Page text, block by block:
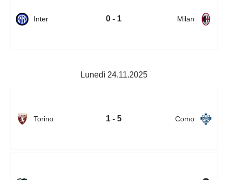
Inter 0 - 1 Milan
Lunedì 24.11.2025
Torino 1 - 5 Como